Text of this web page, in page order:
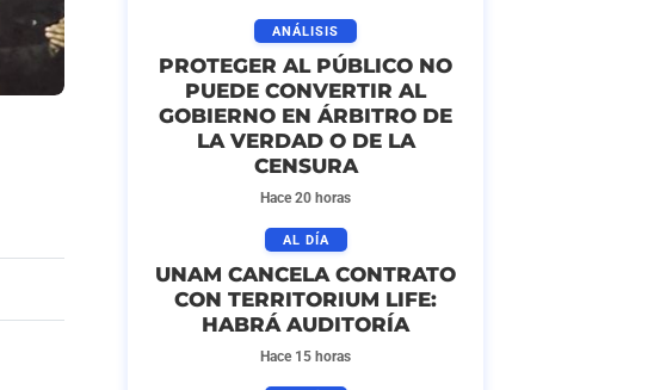
ANÁLISIS
PROTEGER AL PÚBLICO NO
PUEDE CONVERTIR AL
GOBIERNO EN ÁRBITRO DE
LA VERDAD O DE LA
CENSURA
Hace 20 horas
AL DÍA
UNAM CANCELA CONTRATO
CON TERRITORIUM LIFE:
HABRÁ AUDITORÍA
Hace 15 horas